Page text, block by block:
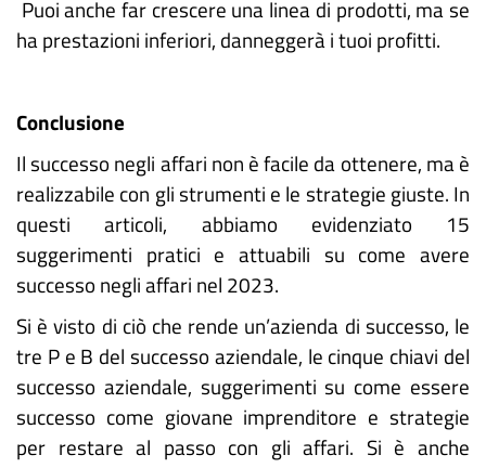
Puoi anche far crescere una linea di prodotti, ma se
ha prestazioni inferiori, danneggerà i tuoi profitti.
Conclusione
Il successo negli affari non è facile da ottenere, ma è
realizzabile con gli strumenti e le strategie giuste. In
questi articoli, abbiamo evidenziato 15
suggerimenti pratici e attuabili su come avere
successo negli affari nel 2023.
Si è visto di ciò che rende un’azienda di successo, le
tre P e B del successo aziendale, le cinque chiavi del
successo aziendale, suggerimenti su come essere
successo come giovane imprenditore e strategie
per restare al passo con gli affari. Si è anche